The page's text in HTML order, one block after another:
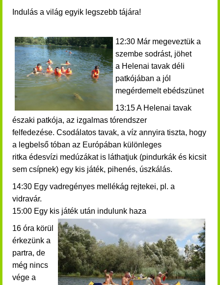
Indulás a világ egyik legszebb tájára!
12:30 Már megeveztük a
szembe sodrást, jöhet
a Helenai tavak déli
patkójában a jól
megérdemelt ebédszünet
13:15 A Helenai tavak
északi patkója, az izgalmas tórendszer
felfedezése. Csodálatos tavak, a víz annyira tiszta, hogy
a legbelső tóban az Európában különleges
ritka édesvízi medúzákat is láthatjuk (pindurkák és kicsit
sem csípnek) egy kis játék, pihenés, úszkálás.
14:30 Egy vadregényes mellékág rejtekei, pl. a
vidravár.
15:00 Egy kis játék után indulunk haza
16 óra körül
érkezünk a
partra, de
még nincs
vége a